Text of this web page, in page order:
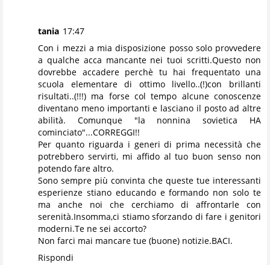
tania 17:47
Con i mezzi a mia disposizione posso solo provvedere
a qualche acca mancante nei tuoi scritti.Questo non
dovrebbe accadere perchè tu hai frequentato una
scuola elementare di ottimo livello..(!)con brillanti
risultati..(!!!) ma forse col tempo alcune conoscenze
diventano meno importanti e lasciano il posto ad altre
abilità. Comunque "la nonnina sovietica HA
cominciato"...CORREGGI!!
Per quanto riguarda i generi di prima necessità che
potrebbero servirti, mi affido al tuo buon senso non
potendo fare altro.
Sono sempre più convinta che queste tue interessanti
esperienze stiano educando e formando non solo te
ma anche noi che cerchiamo di affrontarle con
serenità.Insomma,ci stiamo sforzando di fare i genitori
moderni.Te ne sei accorto?
Non farci mai mancare tue (buone) notizie.BACI.
Rispondi